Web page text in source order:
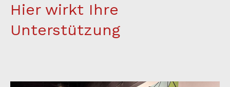
Hier wirkt Ihre
Unterstützung